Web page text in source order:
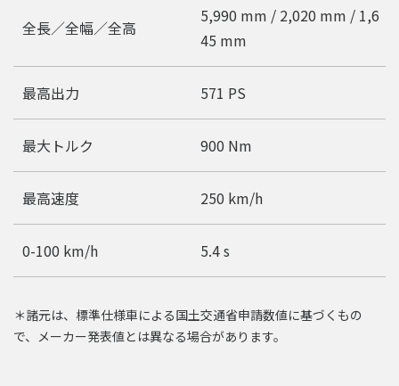
全長／全幅／全高
5,990 mm / 2,020 mm / 1,6
45 mm
最高出力 571 PS
最大トルク 900 Nm
最高速度 250 km/h
0-100 km/h 5.4 s
＊諸元は、標準仕様車による国土交通省申請数値に基づくもの
で、メーカー発表値とは異なる場合があります。